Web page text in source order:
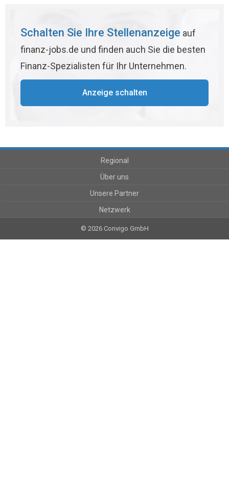
Schalten Sie Ihre Stellenanzeige auf
finanz-jobs.de und finden auch Sie die besten
Finanz-Spezialisten für Ihr Unternehmen.
Anzeige schalten
Regional
Über uns
Unsere Partner
Netzwerk
© 2026 Convigo GmbH